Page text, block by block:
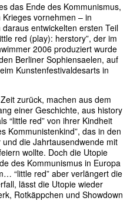
das Ende des Kommunismus,
vornehmen – in
entwickelten ersten Teil
red (play): herstory”, der im
2006 produziert wurde
Berliner Sophiensaelen, auf
Kunstenfestivaldesarts in
zurück, machen aus dem
einer Geschichte, aus history
“little red” von ihrer Kindheit
Kommunistenkind”, das in den
die Jahrtausendwende mit
wollte. Doch die Utopie
des Kommunismus in Europa
“little red” aber verlängert die
lässt die Utopie wieder
Rotkäppchen und Showdown